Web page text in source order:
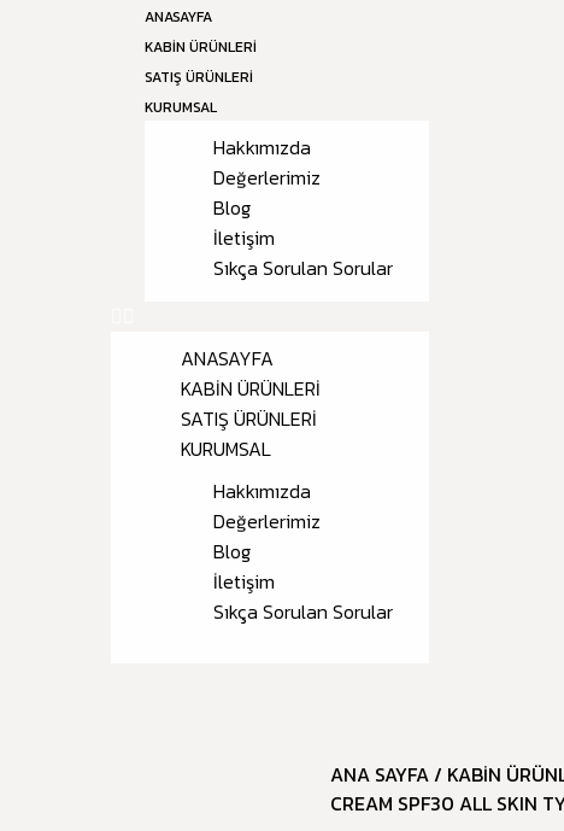
ANASAYFA
KABIN ÜRÜNLERI
SATIŞ ÜRÜNLERI
KURUMSAL
Hakkımızda
Değerlerimiz
Blog
İletişim
Sıkça Sorulan Sorular
ANASAYFA
KABIN ÜRÜNLERI
SATIŞ ÜRÜNLERI
KURUMSAL
Hakkımızda
Değerlerimiz
Blog
İletişim
Sıkça Sorulan Sorular
ANA SAYFA/ KABIN
CREAM SPF30 ALL SKIN